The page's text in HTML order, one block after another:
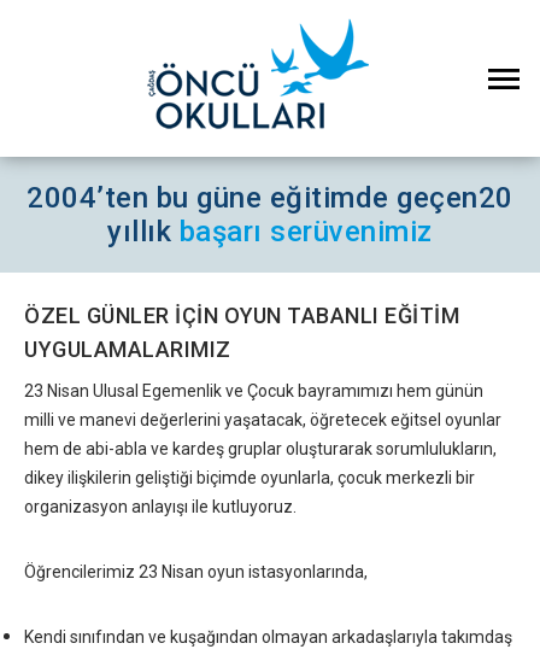
2004’ten bu güne eğitimde geçen20
yıllık başarı serüvenimiz
ÖZEL GÜNLER İÇİN OYUN TABANLI EĞİTİM
UYGULAMALARIMIZ
23 Nisan Ulusal Egemenlik ve Çocuk bayramımızı hem günün
milli ve manevi değerlerini yaşatacak, öğretecek eğitsel oyunlar
hem de abi-abla ve kardeş gruplar oluşturarak sorumlulukların,
dikey ilişkilerin geliştiği biçimde oyunlarla, çocuk merkezli bir
organizasyon anlayışı ile kutluyoruz.
Öğrencilerimiz 23 Nisan oyun istasyonlarında,
Kendi sınıfından ve kuşağından olmayan arkadaşlarıyla takımdaş